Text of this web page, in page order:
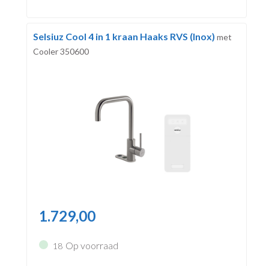
Selsiuz Cool 4 in 1 kraan Haaks RVS (Inox) met
Cooler 350600
1.729,00
18 Op voorraad